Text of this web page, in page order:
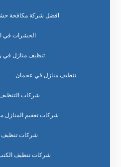
افضل شركة مكافحة
الحشرات في
تنظيف منازل في
تنظيف منازل في عجمان
شركات التنظيف
شركات تعقيم المنازل
شركات تنظيف
شركات تنظيف